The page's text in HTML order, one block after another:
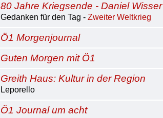
80 Jahre Kriegsende - Daniel Wisser
Gedanken für den Tag -Zweiter Weltkrieg
Ö1 Morgenjournal
Guten Morgen mit Ö1
Greith Haus: Kultur in der Region
Leporello
Ö1 Journal um acht